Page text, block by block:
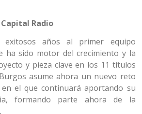
Radio
años al primer equipo
ha sido motor del crecimiento y la
y pieza clave en los 11 títulos
asume ahora un nuevo reto
en el que continuará aportando su
formando parte ahora de la